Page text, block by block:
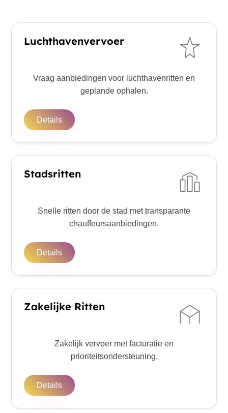
Luchthavenvervoer
Vraag aanbiedingen voor luchthavenritten en
geplande ophalen.
Details
Stadsritten
Snelle ritten door de stad met transparante
chauffeursaanbiedingen.
Details
Zakelijke Ritten
Zakelijk vervoer met facturatie en
prioriteitsondersteuning.
Details